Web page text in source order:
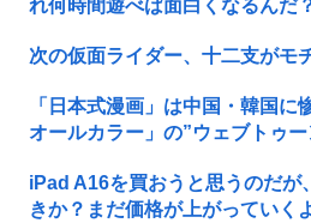
れ何時間遊べば面白くなるんだ
次の仮面ライダー、十二支がモ
「日本式漫画」は中国・韓国に
オールカラー」の”ウェブトゥー
iPad A16を買おうと思うのだが
きか？まだ価格が上がっていく